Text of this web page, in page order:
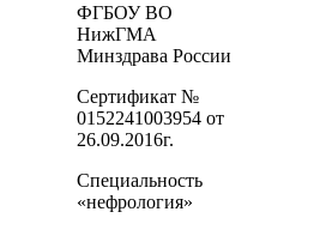
ФГБОУ ВО
НижГМА
Минздрава России
Сертификат №
0152241003954 от
26.09.2016г.
Специальность
«нефрология»